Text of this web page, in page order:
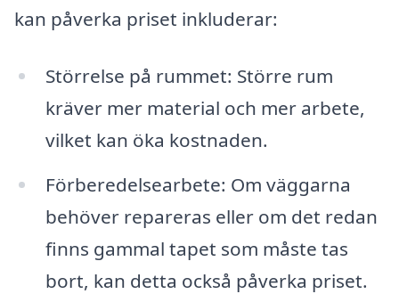
kan påverka priset inkluderar:
Störrelse på rummet: Större rum
kräver mer material och mer arbete,
vilket kan öka kostnaden.
Förberedelsearbete: Om väggarna
behöver repareras eller om det redan
finns gammal tapet som måste tas
bort, kan detta också påverka priset.